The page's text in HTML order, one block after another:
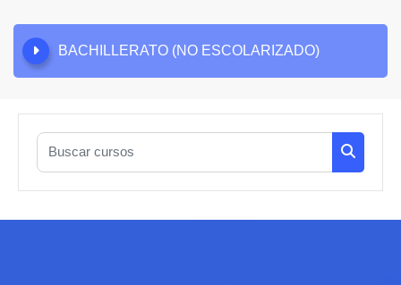
BACHILLERATO (NO ESCOLARIZADO)
Buscar cursos
Buscar